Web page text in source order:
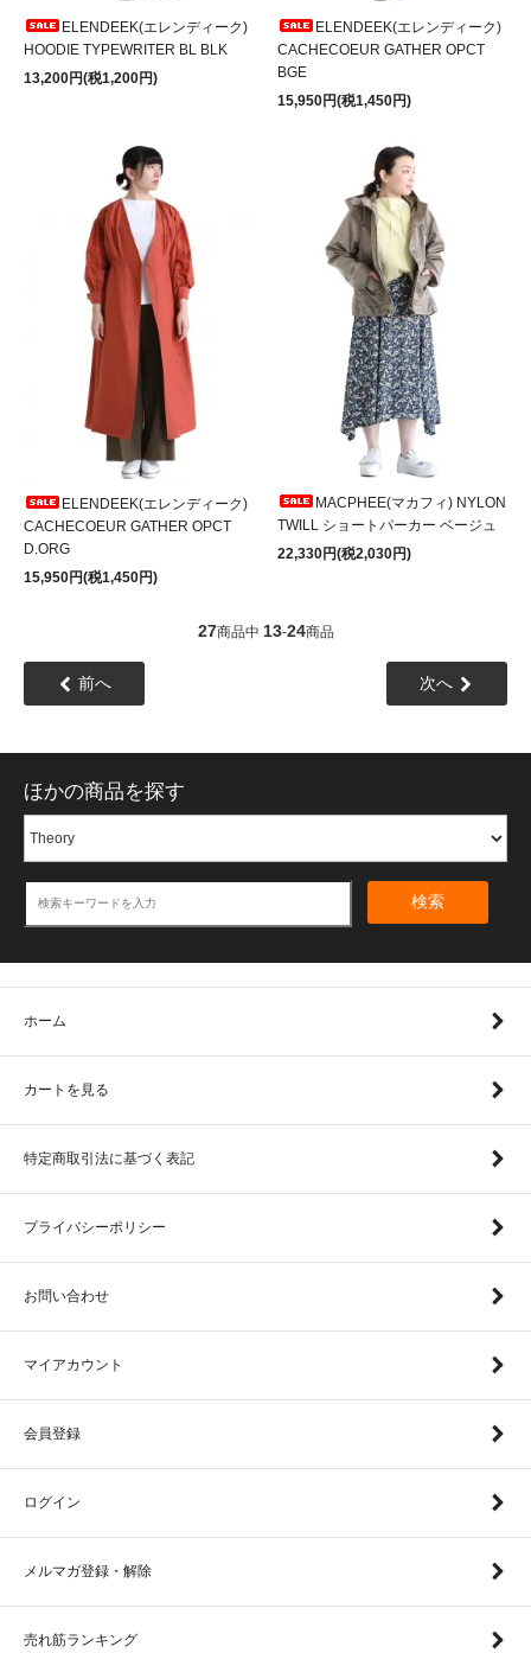
ELENDEEK(エレンディーク)
HOODIE TYPEWRITER BL BLK
13,200円(税1,200円)
ELENDEEK(エレンディーク)
CACHECOEUR GATHER OPCT
BGE
15,950円(税1,450円)
ELENDEEK(エレンディーク)
CACHECOEUR GATHER OPCT
D.ORG
15,950円(税1,450円)
MACPHEE(マカフィ) NYLON
TWILL ショートパーカー ベージュ
22,330円(税2,030円)
27商品中 13-24商品
前へ 次へ
ほかの商品を探す
検索
ホーム
カートを見る
特定商取引法に基づく表記
プライバシーポリシー
お問い合わせ
マイアカウント
会員登録
ログイン
メルマガ登録・解除
売れ筋ランキング